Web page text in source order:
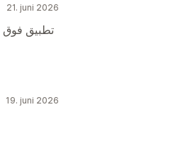
21. juni 2026
تطبيق فوق
19. juni 2026